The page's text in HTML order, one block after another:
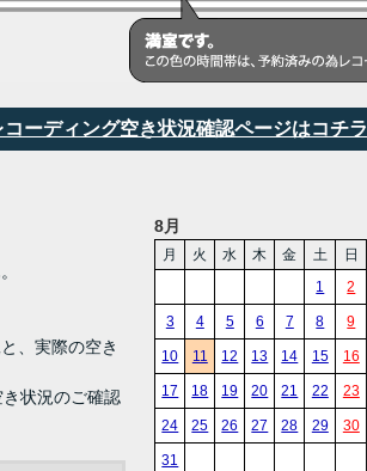
ーディング空き状況確認ページはコチラ
、実際の空き
状況のご確認
8月
月 火 水 木 金 土
日
1
2
3 4 5 6 7 8 9
10 11 12 13 14 15 16
17 18 19 20 21 22 23
24 25 26 27 28 29 30
31